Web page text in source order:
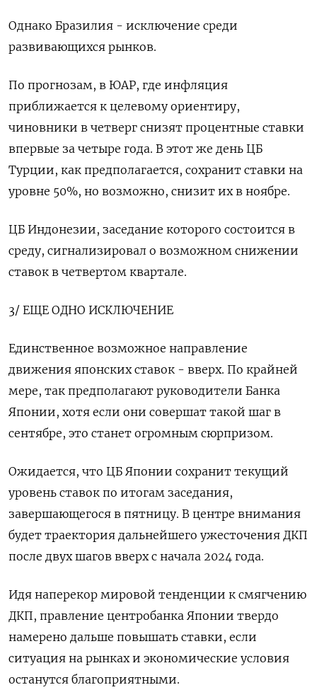
Однако Бразилия - исключение среди
развивающихся рынков.
По прогнозам, в ЮАР, где инфляция
приближается к целевому ориентиру,
чиновники в четверг снизят процентные ставки
впервые за четыре года. В этот же день ЦБ
Турции, как предполагается, сохранит ставки на
уровне 50%, но возможно, снизит их в ноябре.
ЦБ Индонезии, заседание которого состоится в
среду, сигнализировал о возможном снижении
ставок в четвертом квартале.
3/ ЕЩЕ ОДНО ИСКЛЮЧЕНИЕ
Единственное возможное направление
движения японских ставок - вверх. По крайней
мере, так предполагают руководители Банка
Японии, хотя если они совершат такой шаг в
сентябре, это станет огромным сюрпризом.
Ожидается, что ЦБ Японии сохранит текущий
уровень ставок по итогам заседания,
завершающегося в пятницу. В центре внимания
будет траектория дальнейшего ужесточения ДКП
после двух шагов вверх с начала 2024 года.
Идя наперекор мировой тенденции к смягчению
ДКП, правление центробанка Японии твердо
намерено дальше повышать ставки, если
ситуация на рынках и экономические условия
останутся благоприятными.